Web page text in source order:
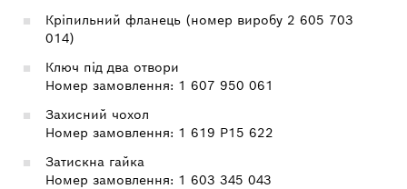
Кріпильний фланець (номер виробу 2 605 703
014)
Ключ під два отвори
Номер замовлення: 1 607 950 061
Захисний чохол
Номер замовлення: 1 619 P15 622
Затискна гайка
Номер замовлення: 1 603 345 043